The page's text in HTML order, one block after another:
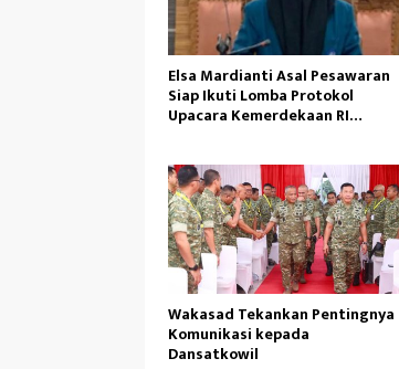
Elsa Mardianti Asal Pesawaran
Siap Ikuti Lomba Protokol
Upacara Kemerdekaan RI
Wakasad Tekankan Pentingnya
Komunikasi kepada
Dansatkowil